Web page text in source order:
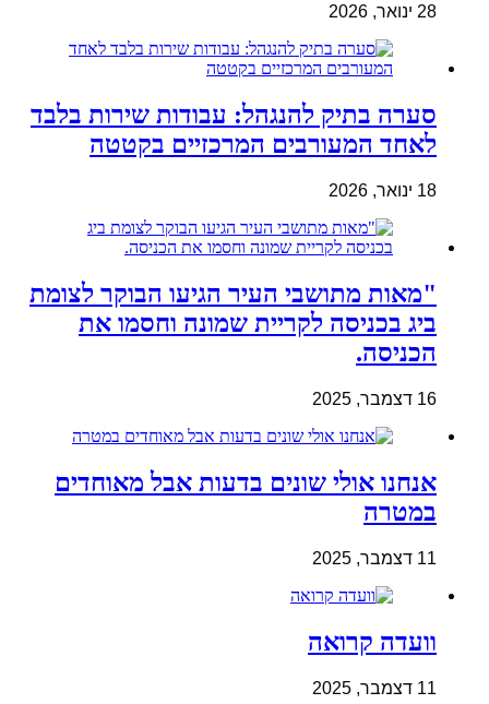
28 ינואר, 2026
סערה בתיק להנגהל: עבודות שירות בלבד
לאחד המעורבים המרכזיים בקטטה
18 ינואר, 2026
"מאות מתושבי העיר הגיעו הבוקר לצומת
ביג בכניסה לקריית שמונה וחסמו את
הכניסה.
16 דצמבר, 2025
אנחנו אולי שונים בדעות אבל מאוחדים
במטרה
11 דצמבר, 2025
וועדה קרואה
11 דצמבר, 2025